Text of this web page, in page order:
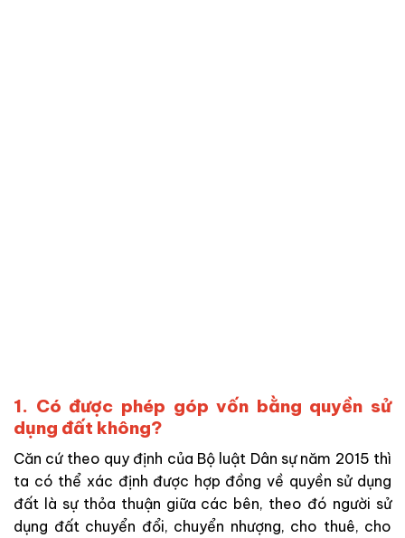
1. Có được phép góp vốn bằng quyền sử
dụng đất không?
Căn cứ theo quy định của Bộ luật Dân sự năm 2015 thì
ta có thể xác định được hợp đồng về quyền sử dụng
đất là sự thỏa thuận giữa các bên, theo đó người sử
dụng đất chuyển đổi, chuyển nhượng, cho thuê, cho